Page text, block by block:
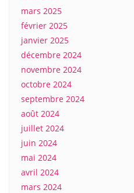
mars 2025
février 2025
janvier 2025
décembre 2024
novembre 2024
octobre 2024
septembre 2024
août 2024
juillet 2024
juin 2024
mai 2024
avril 2024
mars 2024